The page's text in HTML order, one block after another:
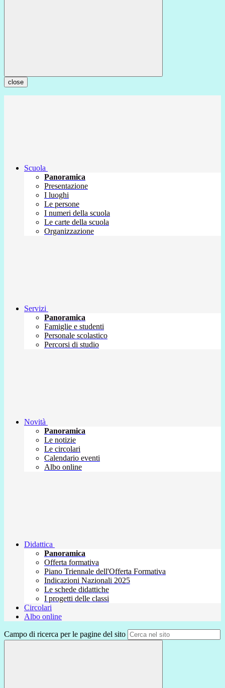
close
Scuola
Panoramica
Presentazione
I luoghi
Le persone
I numeri della scuola
Le carte della scuola
Organizzazione
Servizi
Panoramica
Famiglie e studenti
Personale scolastico
Percorsi di studio
Novità
Panoramica
Le notizie
Le circolari
Calendario eventi
Albo online
Didattica
Panoramica
Offerta formativa
Piano Triennale dell'Offerta Formativa
Indicazioni Nazionali 2025
Le schede didattiche
I progetti delle classi
Circolari
Albo online
Campo di ricerca per le pagine del sito